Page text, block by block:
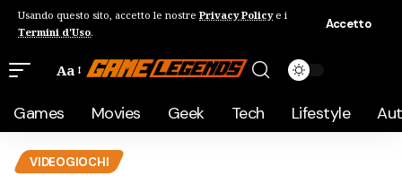
Usando questo sito, accetto le nostre Privacy Policye i
Termini d'Uso.
Accetto
Aa
Games Movies Geek Tech Lifestyle
VIDEOGIOCHI